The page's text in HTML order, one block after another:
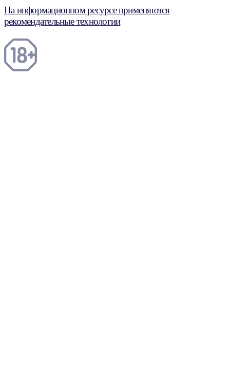
На информационном ресурсе применяются
рекомендательные технологии